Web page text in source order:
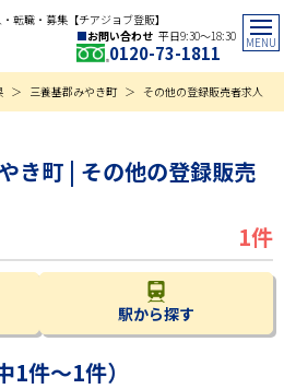
転職・募集【チアジョブ登販】
お問い合わせ 平日9:30〜18:30
0120-73-1811
三養基郡みやき町 その他の登録販売者求人
き町 | その他の登録販売
1件
駅から探す
1件～1件）